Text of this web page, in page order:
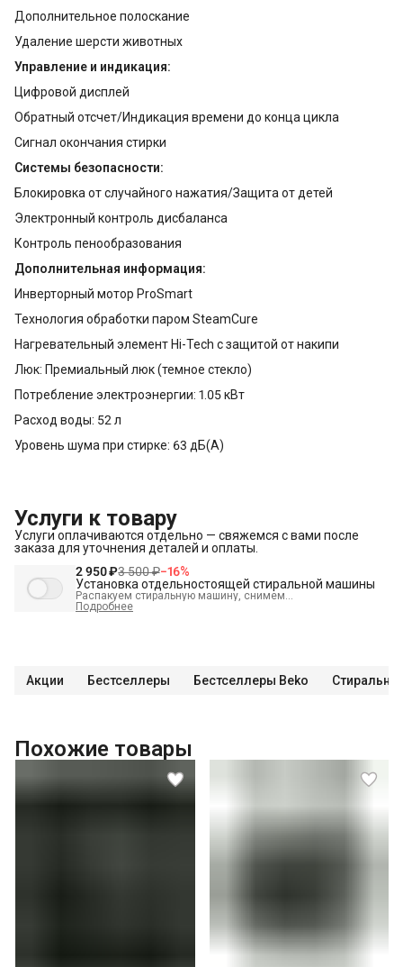
Дополнительное полоскание
Удаление шерсти животных
Управление и индикация:
Цифровой дисплей
Обратный отсчет/Индикация времени до конца цикла
Сигнал окончания стирки
Системы безопасности:
Блокировка от случайного нажатия/Защита от детей
Электронный контроль дисбаланса
Контроль пенообразования
Дополнительная информация:
Инверторный мотор ProSmart
Технология обработки паром SteamCure
Нагревательный элемент Hi-Tech с защитой от накипи
Люк: Премиальный люк (темное стекло)
Потребление электроэнергии: 1.05 кВт
Расход воды: 52 л
Уровень шума при стирке: 63 дБ(А)
Услуги к товару
Услуги оплачиваются отдельно — свяжемся с вами после
заказа для уточнения деталей и оплаты.
2 950 ₽3 500 ₽−16%
Установка отдельностоящей стиральной машины
Распакуем стиральную машину, снимем
транспортировочные болты, выставим по уровню и
Проверка работоспособности
Демонстрация работы техники
Выезд мастера в административных пределах города (МСК
Подробнее
Акции Бестселлеры Бестселлеры Beko
Похожие товары